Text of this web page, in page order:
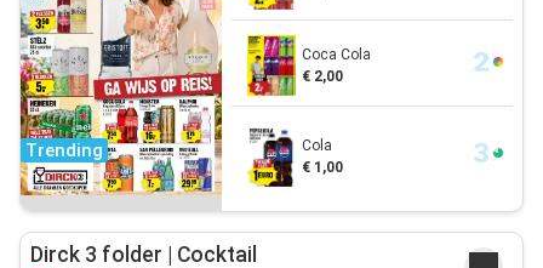
Trending
Coca Cola
€ 2,00
Cola
€ 1,00
Dirck 3 folder | Cocktail